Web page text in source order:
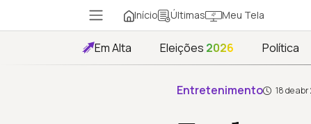
Início Últimas Meu Tela
Em Alta Eleições 2026 Política
Entretenimento 18 de abr